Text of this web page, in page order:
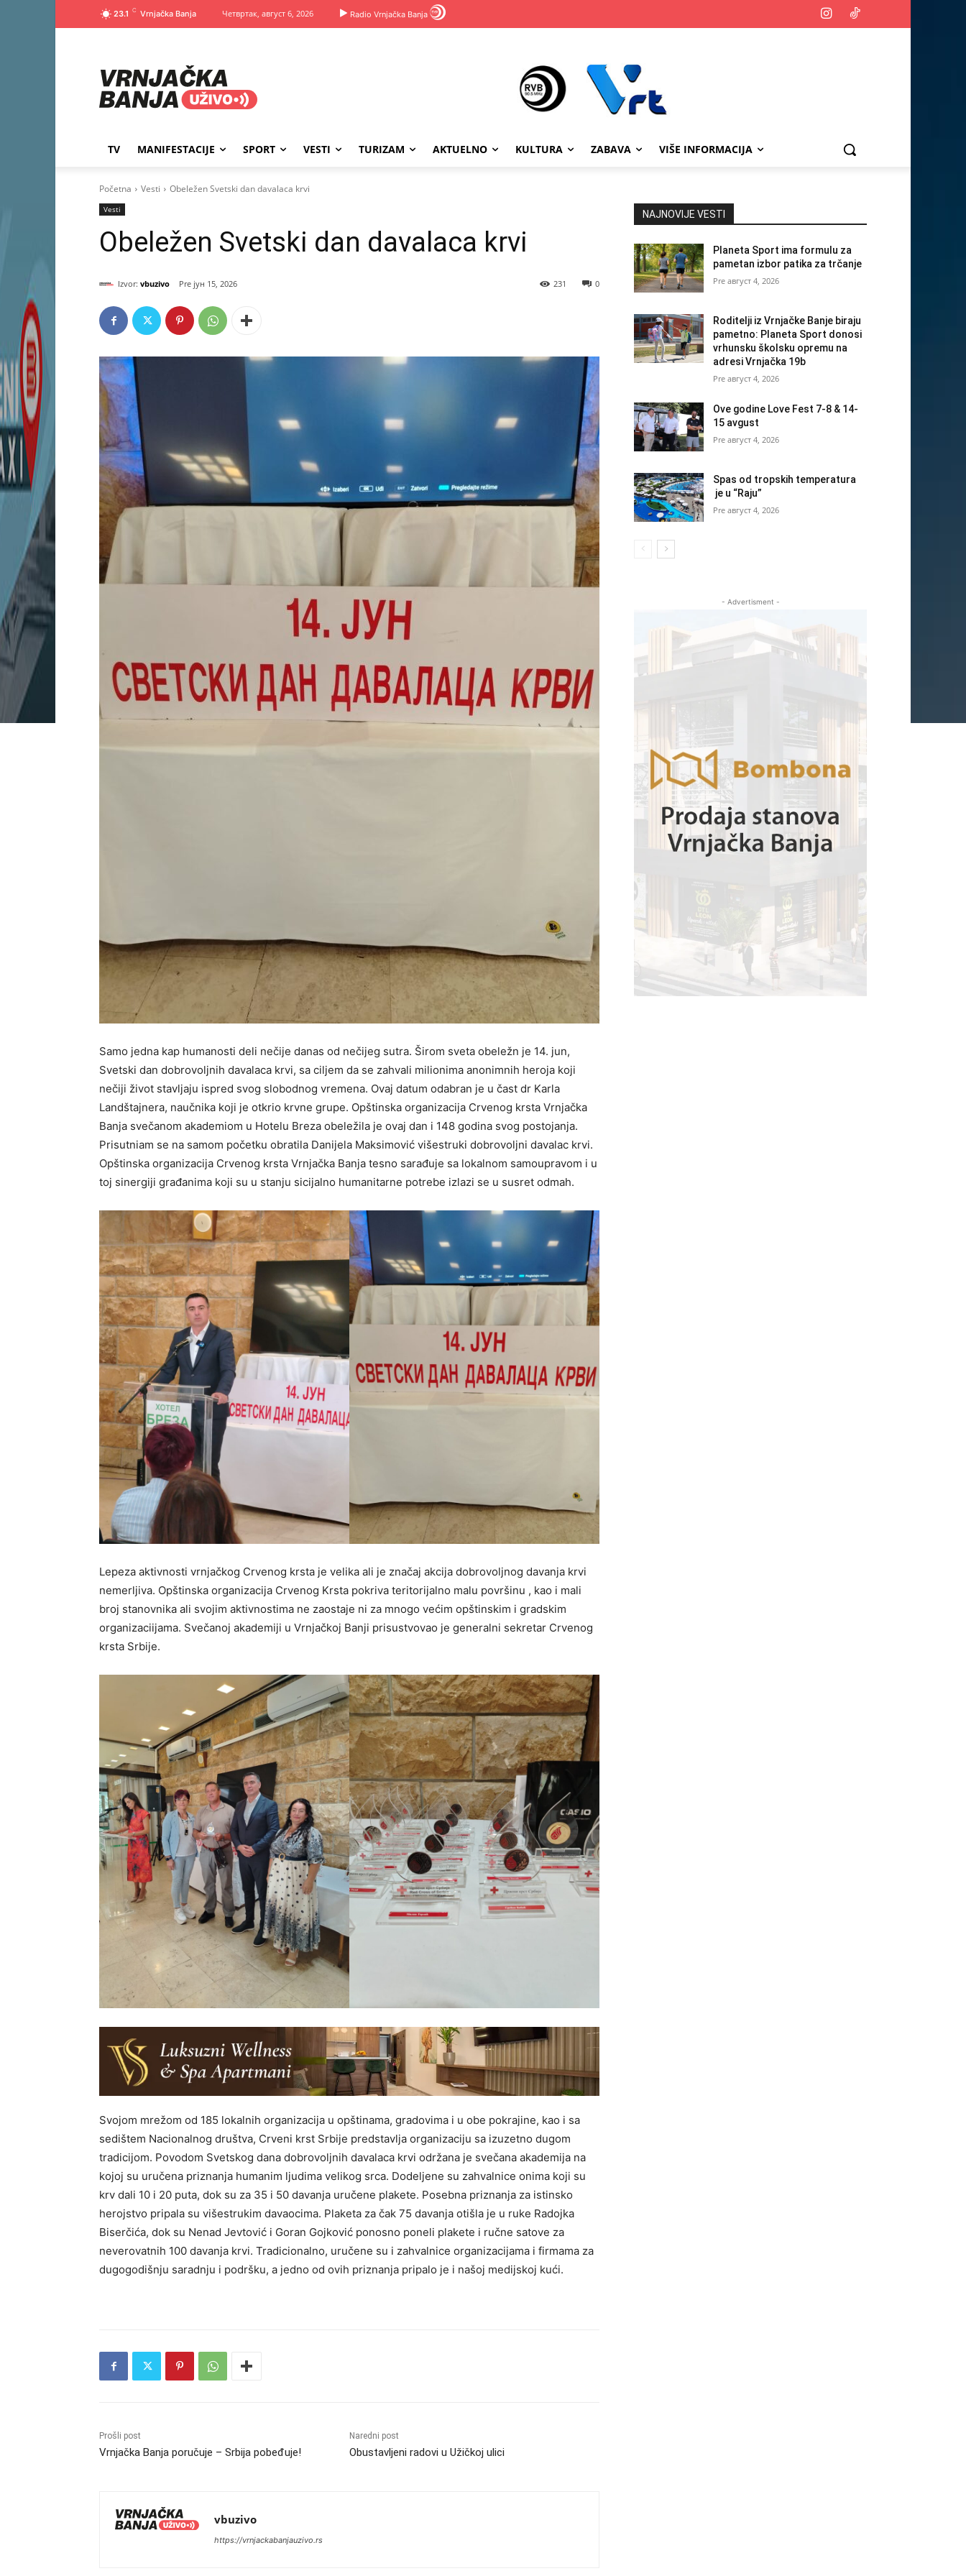
23.1 C Четвртак, август 6, 2026 Radio Vrnjačka Banja
TV MANIFESTACIJE SPORT VESTI TURIZAM AKTUELNO KULTURA ZABAVA VIŠE INFORMACIJA
Početna Vesti Obeležen Svetski dan davalaca krvi
Vesti
Obeležen Svetski dan davalaca krvi
Izvor: vbuzivo јун 15, 2026 0
231
Samo jedna kap humanosti deli nečije danas od nečijeg sutra. Širom sveta obeležn je 14. jun,
Svetski dan dobrovoljnih davalaca krvi, sa ciljem da se zahvali milionima anonimnih heroja koji
nečiji život stavljaju ispred svog slobodnog vremena. Ovaj datum odabran je u čast dr Karla
Landštajnera, naučnika koji je otkrio krvne grupe. Opštinska organizacija Crvenog krsta Vrnjačka
Banja svečanom akademiom u Hotelu Breza obeležila je ovaj dan i 148 godina svog postojanja.
Prisutniam se na samom početku obratila Danijela Maksimović višestruki dobrovoljni davalac krvi.
Opštinska organizacija Crvenog krsta Vrnjačka Banja tesno sarađuje sa lokalnom samoupravom i u
toj sinergiji građanima koji su u stanju sicijalno humanitarne potrebe izlazi se u susret odmah.
Lepeza aktivnosti vrnjačkog Crvenog krsta je velika ali je značaj akcija dobrovoljnog davanja krvi
nemerljiva. Opštinska organizacija Crvenog Krsta pokriva teritorijalno malu površinu , kao i mali
broj stanovnika ali svojim aktivnostima ne zaostaje ni za mnogo većim opštinskim i gradskim
organizaciijama. Svečanoj akademiji u Vrnjačkoj Banji prisustvovao je generalni sekretar Crvenog
krsta Srbije.
Svojom mrežom od 185 lokalnih organizacija u opštinama, gradovima i u obe pokrajine, kao i sa
sedištem Nacionalnog društva, Crveni krst Srbije predstavlja organizaciju sa izuzetno dugom
tradicijom. Povodom Svetskog dana dobrovoljnih davalaca krvi održana je svečana akademija na
kojoj su uručena priznanja humanim ljudima velikog srca. Dodeljene su zahvalnice onima koji su
krv dali 10 i 20 puta, dok su za 35 i 50 davanja uručene plakete. Posebna priznanja za istinsko
herojstvo pripala su višestrukim davaocima. Plaketa za čak 75 davanja otišla je u ruke Radojka
Biserčića, dok su Nenad Jevtović i Goran Gojković ponosno poneli plakete i ručne satove za
neverovatnih 100 davanja krvi. Tradicionalno, uručene su i zahvalnice organizacijama i firmama za
dugogodišnju saradnju i podršku, a jedno od ovih priznanja pripalo je i našoj medijskoj kući.
Prošli post
Vrnjačka Banja poručuje – Srbija pobeđuje!
Naredni post
Obustavljeni radovi u Užičkoj ulici
vbuzivo
https://vrnjackabanjauzivo.rs
NAJNOVIJE VESTI
Planeta Sport ima formulu za
pametan izbor patika za trčanje
август 4, 2026
Roditelji iz Vrnjačke Banje biraju
pametno: Planeta Sport donosi
vrhunsku školsku opremu na
adresi Vrnjačka 19b
август 4, 2026
Ove godine Love Fest 7-8 & 14-
15 avgust
август 4, 2026
Spas od tropskih temperatura
je u “Raju”
август 4, 2026
- Advertisment -